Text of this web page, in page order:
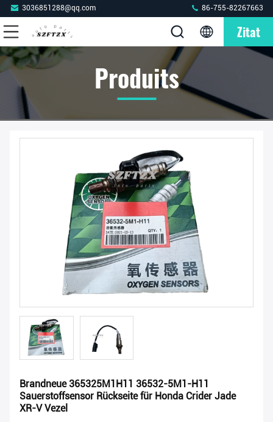
3036851288@qq.com 86-755-82267663
Zitat
Produits
Brandneue 365325M1H11 36532-5M1-H11
Sauerstoffsensor Rückseite für Honda Crider Jade
XR-V Vezel